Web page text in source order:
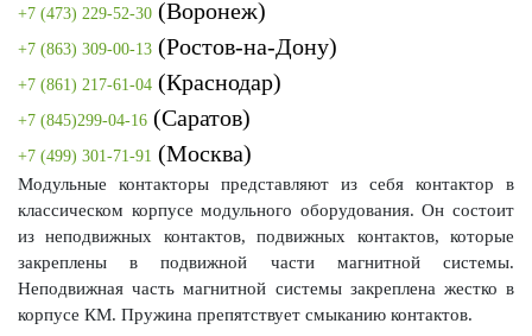
+7 (473) 229-52-30 (Воронеж)
+7 (863) 309-00-13 (Ростов-на-Дону)
+7 (861) 217-61-04 (Краснодар)
+7 (845)299-04-16 (Саратов)
+7 (499) 301-71-91 (Москва)
Модульные контакторы представляют из себя контактор в
классическом корпусе модульного оборудования. Он состоит
из неподвижных контактов, подвижных контактов, которые
закреплены в подвижной части магнитной системы.
Неподвижная часть магнитной системы закреплена жестко в
корпусе КМ. Пружина препятствует смыканию контактов.